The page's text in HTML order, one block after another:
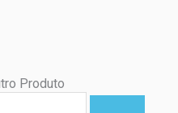
Produto